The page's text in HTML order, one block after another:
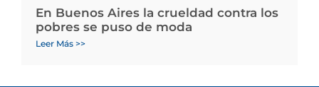
En Buenos Aires la crueldad contra los
pobres se puso de moda
Leer Más >>